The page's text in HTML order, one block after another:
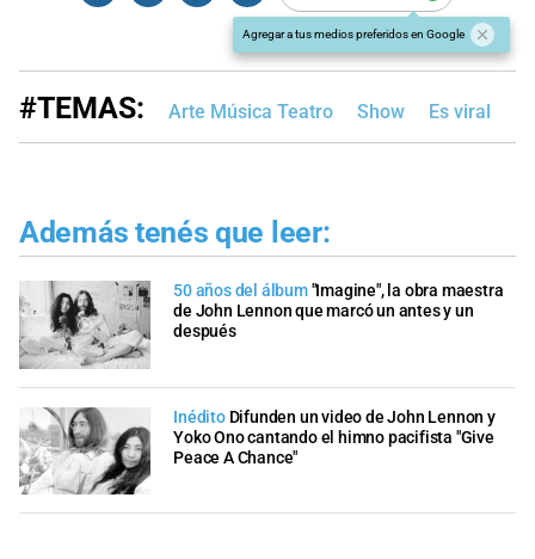
Agregar a tus medios preferidos en Google
#TEMAS: Arte Música Teatro Show Es viral
Además tenés que leer:
50 años del álbum"Imagine", la obra maestra
de John Lennon que marcó un antes y un
después
Inédito Difunden un video de John Lennon y
Yoko Ono cantando el himno pacifista "Give
Peace A Chance"